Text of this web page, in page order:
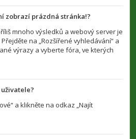
zobrazí prázdná stránka!?
mnoho výsledků a webový server je
na „Rozšířené vyhledávání“ a
výrazy a vyberte fóra, ve kterých
a klikněte na odkaz „Najít